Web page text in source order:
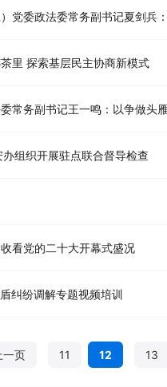
党委政法委常务副书记夏剑兵
里 探索基层民主协商新模式
常务副书记王一鸣：以争做
组织开展驻点联合督导检查
看党的二十大开幕式盛况
纠纷调解专题视频培训
一页 11 12 13